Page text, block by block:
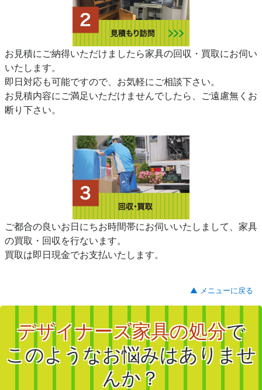
お見積にご納得いただけましたら家具の回収・買取にお伺い
いたします。
即日対応も可能ですので、お気軽にご相談下さい。
お見積内容にご満足いただけませんでしたら、ご遠慮無くお
断り下さい。
ご都合の良いお日にちお時間帯にお伺いいたしまして、家具
の買取・回収を行ないます。
買取は即日現金でお支払いたします。
▲ メニューに戻る
デザイナーズ家具の処分で
このようなお悩みはありませ
んか？